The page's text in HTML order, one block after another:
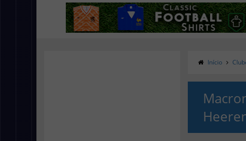
Início